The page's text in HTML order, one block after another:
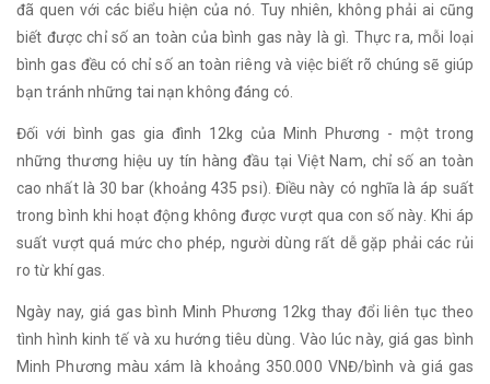
đã quen với các biểu hiện của nó. Tuy nhiên, không phải ai cũng
biết được chỉ số an toàn của bình gas này là gì. Thực ra, mỗi loại
bình gas đều có chỉ số an toàn riêng và việc biết rõ chúng sẽ giúp
bạn tránh những tai nạn không đáng có.
Đối với bình gas gia đình 12kg của Minh Phương - một trong
những thương hiệu uy tín hàng đầu tại Việt Nam, chỉ số an toàn
cao nhất là 30 bar (khoảng 435 psi). Điều này có nghĩa là áp suất
trong bình khi hoạt động không được vượt qua con số này. Khi áp
suất vượt quá mức cho phép, người dùng rất dễ gặp phải các rủi
ro từ khí gas.
Ngày nay, giá gas bình Minh Phương 12kg thay đổi liên tục theo
tình hình kinh tế và xu hướng tiêu dùng. Vào lúc này, giá gas bình
Minh Phương màu xám là khoảng 350.000 VNĐ/bình và giá gas